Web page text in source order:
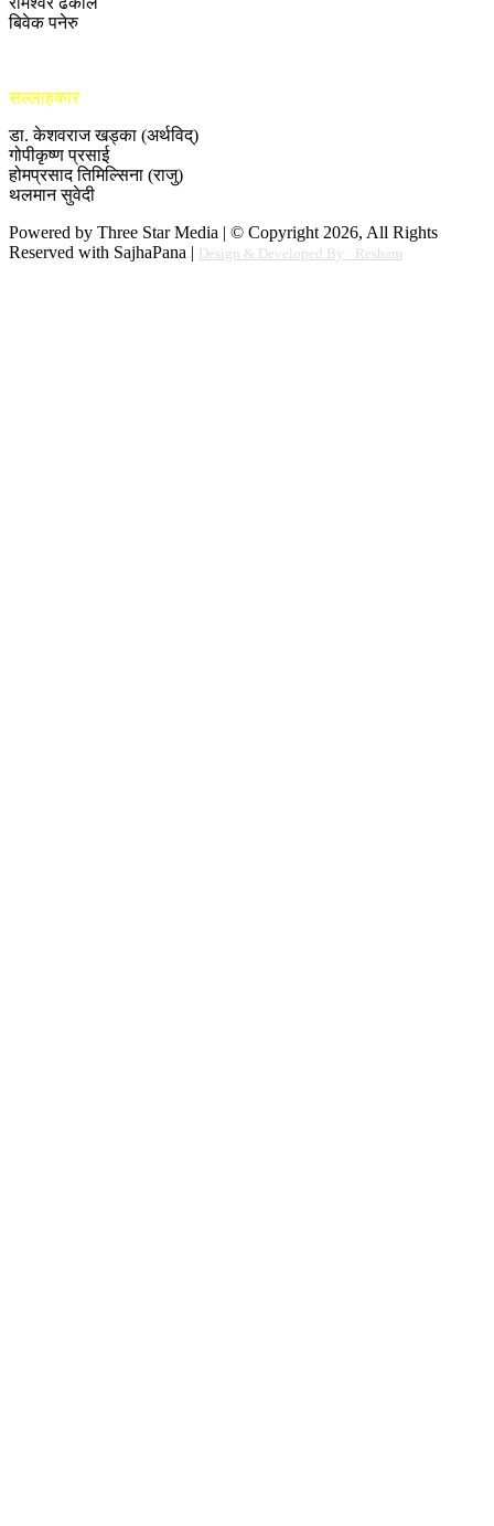
बिवेक पनेरु
सल्लाहकार
डा. केशवराज खड्का (अर्थविद्)
गोपीकृष्ण प्रसाई
होमप्रसाद तिमिल्सिना (राजु)
थलमान सुवेदी
Powered by Three Star Media | © Copyright 2026, All Rights
Reserved with SajhaPana | Design & Developed By : Resham